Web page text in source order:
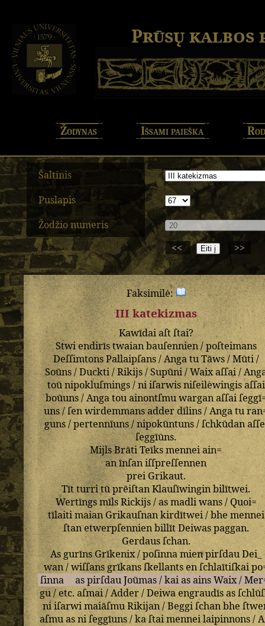
Prūsų kalbos
Žodynas Išsami paieška
Šaltinis
Puslapis
Žodžio numeris
<<
>>
Faksimilė:
III katekizmas
Kawīdaiaſtſtai?
Stwiendirīstwaianbauſennien/poſteimans
DeſſimtonsPallaipſans/AngatuTāws/Mūti/
Soūns/Duckti/Rikijs/Supūni/Waixaſſai/
toūnipokluſmings/niiſarwisniſeilewingisaſſai
boūuns/Angatouainontſmuwarganaſſai
uns/ſen wirdemmansadderdīlins/Angatu
guns/pertennīuns/nipokūntuns/ſchkūdan
ſeggīūns.
MijlsBrātiTeīksmenneiain=
anīnſaniſſpreſſennen
preiGrikaut.
TītturritūprēiſtanKlauſīwinginbilītwei.
WertīngsmīlsRickijs/asmadliwans/Quoi=
tīlaitimaianGrikauſnankirdītwei/bhemennei
ſtanetwerpſennienbillītDeiwaspaggan.
Gerdausſchan.
As gurīnsGrīkenix/poſinnamienpirſdau Dei_
wan/wiſſansgrīkans ſkellantsen ſchlaītiſkai
ſinna
as pirſdau Joūmas/kai as ains Waix/
gu/etc.aſmai/Adder/Deiwaengraudīsas
niiſarwimaiāſmuRikijan/Beggiſchan bhe
aſmuasniſeggīuns/kaſtaimenneilaipinnons/